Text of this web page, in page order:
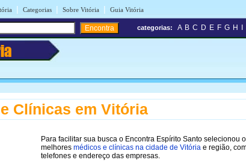
| Categorias | Sobre Vitória | Guia Vitória
categorias: A B C D E F G H
Clínicas em Vitória
Para facilitar sua busca o Encontra Espírito Santo selecionou
melhores médicos e clínicas na cidade de Vitória e região,
telefones e endereço das empresas.